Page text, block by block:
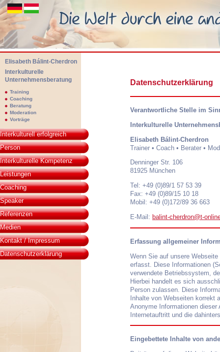
Elisabeth Bálint-Cherdon - Interkulturelle Unternehmensberatung. Die
Elisabeth Bálint-Cherdron
Interkulturelle
Unternehmensberatung
Training
Coaching
Beratung
Moderation
Vorträge
Interkulturell erfolgreich
Person
Interkulturelle Kompetenz
Leistungen
Coaching
Speaker
Referenzen
Medien
Kontakt / Impressum
Datenschutzerklärung
Datenschutzerklärung
Verantwortliche Stelle im
Interkulturelle
Elisabeth Bálint-Cherdron
Trainer • Coach • Berater •
Denninger Str. 106
81925 München
Tel: +49 (0)89/1 57 53 39
Fax: +49 (0)89/15 10 18
Mobil: +49 (0)172/89 36 663
E-Mail: balint-cherdron@t-
Erfassung allgemeiner
Wenn Sie auf unsere
erfasst. Diese Informationen
verwendete Betriebssystem,
Hierbei handelt es sich
Person zulassen. Diese
Inhalte von Webseiten korrekt
Anonyme Informationen
Internetauftritt und die
Eingebettete Inhalte von